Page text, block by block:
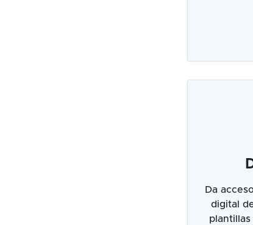
Da
digital